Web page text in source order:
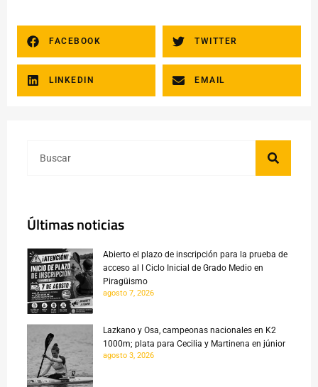
FACEBOOK TWITTER
LINKEDIN EMAIL
Últimas noticias
Abierto el plazo de inscripción para la prueba de
acceso al I Ciclo Inicial de Grado Medio en
Piragüismo
agosto 7, 2026
Lazkano y Osa, campeonas nacionales en K2
1000m; plata para Cecilia y Martinena en júnior
agosto 3, 2026